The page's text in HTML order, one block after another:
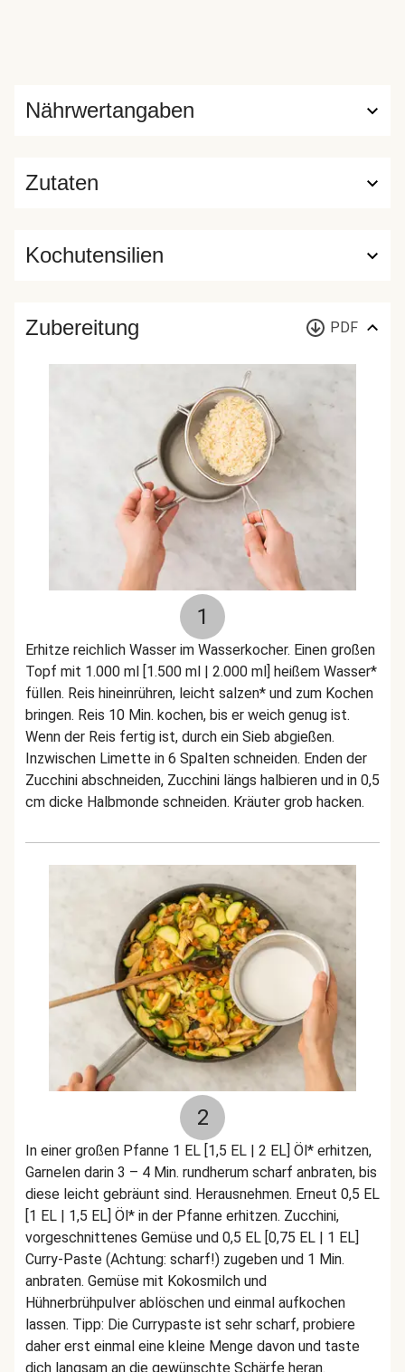
Zutaten
Nährwertangaben
Kochutensilien
Zubereitung PDF
1
Erhitze reichlich Wasser im Wasserkocher. Einen großen
Topf mit 1.000 ml [1.500 ml | 2.000 ml] heißem Wasser*
füllen. Reis hineinrühren, leicht salzen* und zum Kochen
bringen. Reis 10 Min. kochen, bis er weich genug ist.
Wenn der Reis fertig ist, durch ein Sieb abgießen.
Inzwischen Limette in 6 Spalten schneiden. Enden der
Zucchini abschneiden, Zucchini längs halbieren und in 0,5
cm dicke Halbmonde schneiden. Kräuter grob hacken.
2
In einer großen Pfanne 1 EL [1,5 EL | 2 EL] Öl* erhitzen,
Garnelen darin 3 – 4 Min. rundherum scharf anbraten, bis
diese leicht gebräunt sind. Herausnehmen. Erneut 0,5 EL
[1 EL | 1,5 EL] Öl* in der Pfanne erhitzen. Zucchini,
vorgeschnittenes Gemüse und 0,5 EL [0,75 EL | 1 EL]
Curry-Paste (Achtung: scharf!) zugeben und 1 Min.
anbraten. Gemüse mit Kokosmilch und
Hühnerbrühpulver ablöschen und einmal aufkochen
lassen. Tipp: Die Currypaste ist sehr scharf, probiere
daher erst einmal eine kleine Menge davon und taste
dich langsam an die gewünschte Schärfe heran.